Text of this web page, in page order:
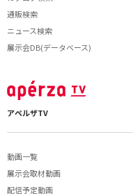
通販検索
ニュース検索
展示会DB(データベース)
アペルザTV
動画一覧
展示会取材動画
配信予定動画